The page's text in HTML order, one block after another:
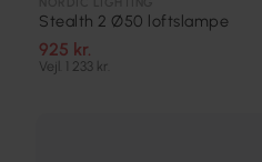
Stealth 2 Ø50 loftslampe
925 kr.
Vejl. 1 233 kr.